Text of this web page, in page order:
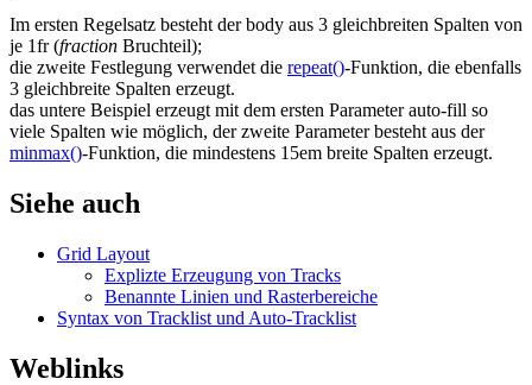
Im ersten Regelsatz besteht der body aus 3 gleichbreiten Spalten von
je 1fr (fraction Bruchteil);
die zweite Festlegung verwendet die repeat()-Funktion, die ebenfalls
3 gleichbreite Spalten erzeugt.
das untere Beispiel erzeugt mit dem ersten Parameter auto-fill so
viele Spalten wie möglich, der zweite Parameter besteht aus der
minmax()-Funktion, die mindestens 15em breite Spalten erzeugt.
Siehe auch
Grid Layout
Explizte Erzeugung von Tracks
Benannte Linien und Rasterbereiche
Syntax von Tracklist und Auto-Tracklist
Weblinks